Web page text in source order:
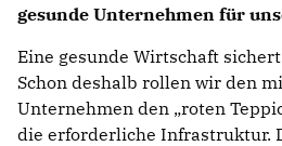
gesunde Unternehmen für
Eine gesunde Wirtschaft
Schon deshalb rollen wir den
Unternehmen den „roten
die erforderliche Infrastruktur.